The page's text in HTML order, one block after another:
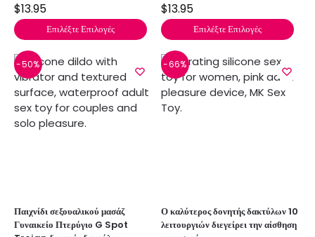
$13.95
Επιλέξτε Επιλογές
$13.95
Επιλέξτε Επιλογές
-50%
Παιχνίδι σεξουαλικού μασάζ
Γυναικείο Πτερύγιο G Spot
-66%
Ο καλύτερος δονητής δακτύλων 10
λειτουργιών διεγείρει την αίσθηση